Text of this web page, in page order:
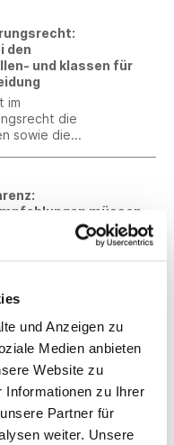
und Anzeigen zu
Medien anbieten
Website zu
Informationen zu Ihrer
Partner für
weiter. Unsere
den
und klassen für
im
die
sowie die
müssen
verstanden
teilt
überführt werden.
in der
rückt in der
stärker in den Fokus